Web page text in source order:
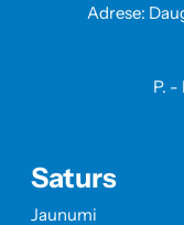
Adrese:
P. -
Saturs
Jaunumi